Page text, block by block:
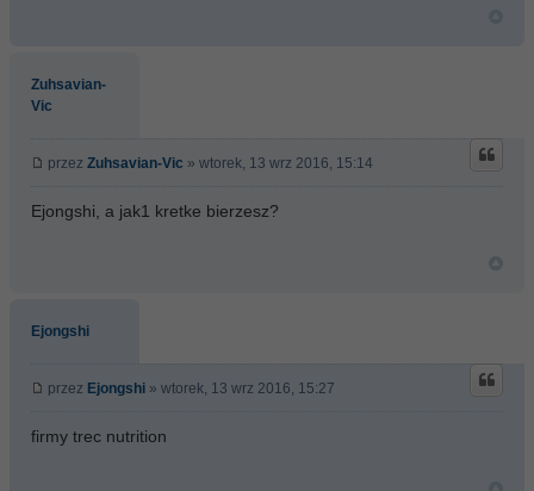
Zuhsavian-
Vic
przez Zuhsavian-Vic » wtorek, 13 wrz 2016, 15:14
Ejongshi, a jak1 kretke bierzesz?
Ejongshi
przez Ejongshi » wtorek, 13 wrz 2016, 15:27
firmy trec nutrition